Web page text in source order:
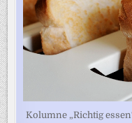
Kolumne „Richtig